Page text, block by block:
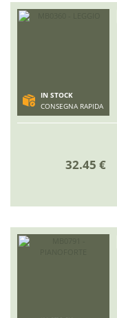
IN STOCK
CONSEGNA RAPIDA
32.45 €